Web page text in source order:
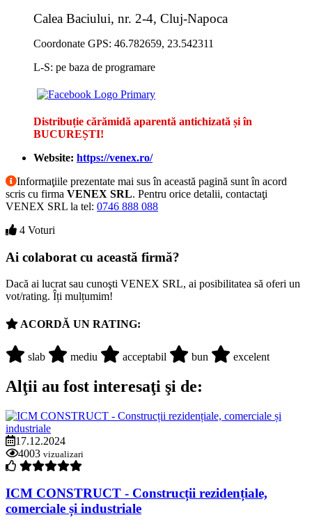
Calea Baciului, nr. 2-4, Cluj-Napoca
Coordonate GPS: 46.782659, 23.542311
L-S: pe baza de programare
Distribuție cărămidă aparentă antichizată și în
BUCUREȘTI!
Website: https://venex.ro/
Informaţiile prezentate mai sus în această pagină sunt în acord
scris cu firma VENEX SRL. Pentru orice detalii, contactaţi
VENEX SRL la tel: 0746 888 088
4 Voturi
Ai colaborat cu această firmă?
Dacă ai lucrat sau cunoşti VENEX SRL, ai posibilitatea să oferi un
vot/rating. Îți mulțumim!
ACORDĂ UN RATING:
slab mediu acceptabil bun excelent
Alţii au fost interesaţi şi de:
17.12.2024
4003 vizualizari
ICM CONSTRUCT - Construcții rezidențiale,
comerciale și industriale